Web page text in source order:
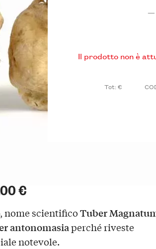
—
Il prodotto non è
Tot: €
€
nome scientificoTuber
antonomasiaperché riveste
notevole.